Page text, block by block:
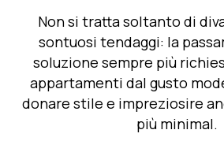
Non si tratta soltanto di
sontuosi tendaggi: la
soluzione sempre più
appartamenti dal gusto
donare stile e impreziosire
più minimal.